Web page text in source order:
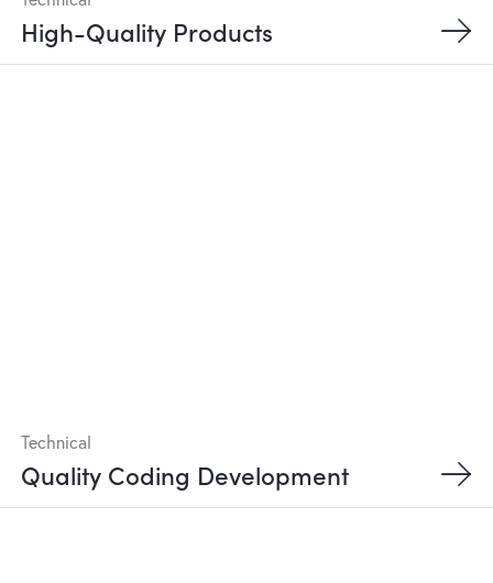
High-Quality Products
Technical
Quality Coding Development